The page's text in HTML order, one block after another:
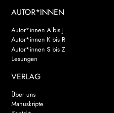
AUTOR*INNEN
Autor*innen A bis J
Autor*innen K bis R
Autor*innen S bis Z
Lesungen
VERLAG
Über uns
Manuskripte